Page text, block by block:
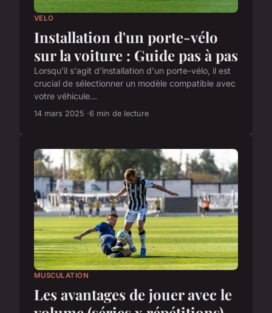
VELO
Installation d'un porte-vélo
sur la voiture : Guide pas à pas
Lorsqu'il s'agit d'installation d'un porte-vélo, il est
crucial de sélectionner un modèle compatible avec
votre véhicule...
14 mars 2025 6 min de lecture
MUSCULATION
Les avantages de jouer avec le